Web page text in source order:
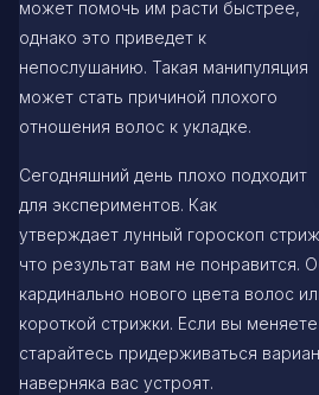
может помочь им расти быстрее,
однако это приведет к
непослушанию. Такая манипуляция
может стать причиной плохого
отношения волос к укладке.
Сегодняшний день плохо подходит
для экспериментов. Как
утверждает лунный гороскоп
что результат вам не понравится.
кардинально нового цвета волос
короткой стрижки. Если вы
старайтесь придерживаться
наверняка вас устроят.